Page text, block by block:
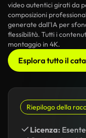
video autentici girati da
composizioni
generate dall'IA per
flessibilità. Tutti i
montaggio in 4K.
Esplora tutto il
Riepilogo della
Licenza: